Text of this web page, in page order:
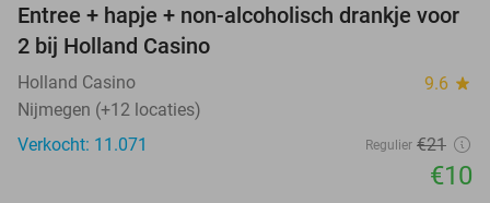
52%
Entree + hapje + non-alcoholisch drankje voor
2 bij Holland Casino
Holland Casino 9.6 star
Nijmegen (+12 locaties)
Verkocht: 11.071
Regulier €21
€10